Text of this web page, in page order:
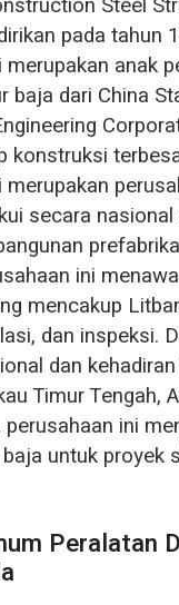
pada tahun
merupakan anak
baja dari China
konstruksi
merupakan
secara
ini
mencakup
dan inspeksi.
dan
Timur Tengah,
ini
untuk proyek
Peralatan